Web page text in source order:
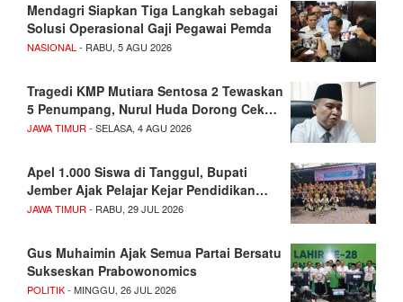
Mendagri Siapkan Tiga Langkah sebagai
Solusi Operasional Gaji Pegawai Pemda
NASIONAL - RABU, 5 AGU 2026
Tragedi KMP Mutiara Sentosa 2 Tewaskan
5 Penumpang, Nurul Huda Dorong Cek…
JAWA TIMUR - SELASA, 4 AGU 2026
Apel 1.000 Siswa di Tanggul, Bupati
Jember Ajak Pelajar Kejar Pendidikan…
JAWA TIMUR - RABU, 29 JUL 2026
Gus Muhaimin Ajak Semua Partai Bersatu
Sukseskan Prabowonomics
POLITIK- MINGGU, 26 JUL 2026